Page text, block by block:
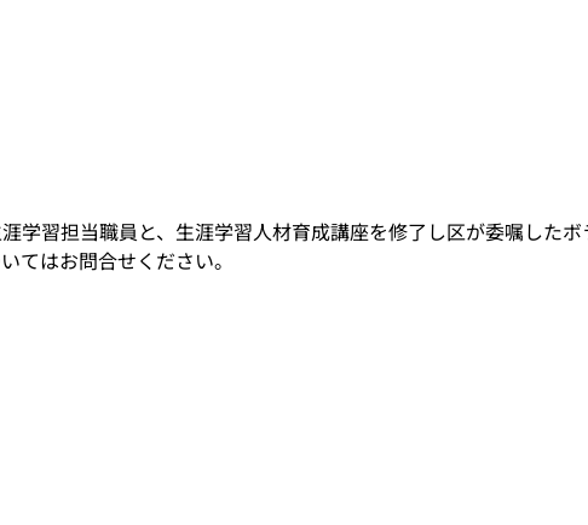
学習担当職員と、生涯学習人材育成講座を修了し区が委嘱した
てはお問合せください。